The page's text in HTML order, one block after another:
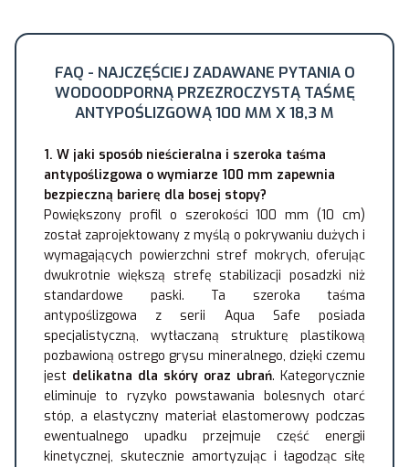
FAQ - NAJCZĘŚCIEJ ZADAWANE PYTANIA O
WODOODPORNĄ PRZEZROCZYSTĄ TAŚMĘ
ANTYPOŚLIZGOWĄ 100 MM X 18,3 M
1. W jaki sposób nieścieralna i szeroka taśma
antypoślizgowa o wymiarze 100 mm zapewnia
bezpieczną barierę dla bosej stopy?
Powiększony profil o szerokości 100 mm (10 cm)
został zaprojektowany z myślą o pokrywaniu dużych i
wymagających powierzchni stref mokrych, oferując
dwukrotnie większą strefę stabilizacji posadzki niż
standardowe paski. Ta szeroka taśma
antypoślizgowa z serii Aqua Safe posiada
specjalistyczną, wytłaczaną strukturę plastikową
pozbawioną ostrego grysu mineralnego, dzięki czemu
jest delikatna dla skóry oraz ubrań. Kategorycznie
eliminuje to ryzyko powstawania bolesnych otarć
stóp, a elastyczny materiał elastomerowy podczas
ewentualnego upadku przejmuje część energii
kinetycznej, skutecznie amortyzując i łagodząc siłę